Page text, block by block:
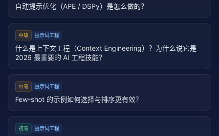
自动提示优化（APE / DSPy）是怎么做的？
中级 提示词工程
什么是上下文工程（Context Engineering）？为什么说它是
2026 最重要的 AI 工程技能？
中级 提示词工程
Few-shot 的示例如何选择与排序更有效？
初级 提示词工程